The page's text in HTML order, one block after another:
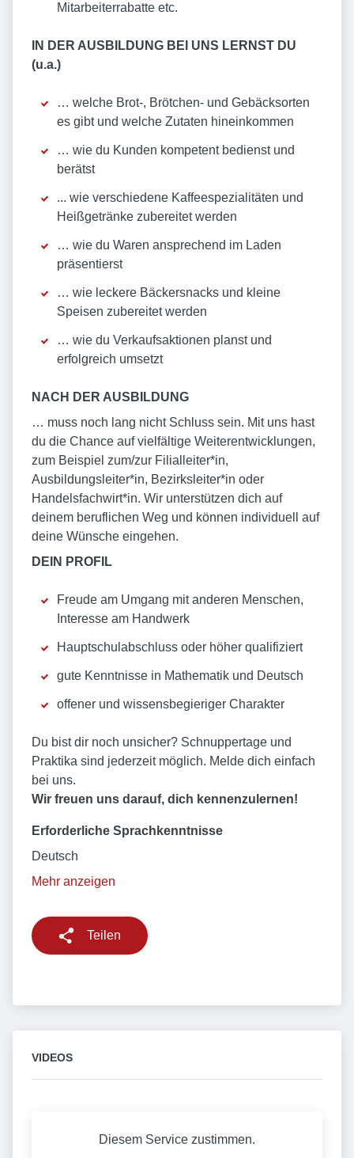
Mitarbeiterrabatte etc.
IN DER AUSBILDUNG BEI UNS LERNST DU
(u.a.)
… welche Brot-, Brötchen- und Gebäcksorten
es gibt und welche Zutaten hineinkommen
… wie du Kunden kompetent bedienst und
berätst
... wie verschiedene Kaffeespezialitäten und
Heißgetränke zubereitet werden
… wie du Waren ansprechend im Laden
präsentierst
… wie leckere Bäckersnacks und kleine
Speisen zubereitet werden
… wie du Verkaufsaktionen planst und
erfolgreich umsetzt
NACH DER AUSBILDUNG
… muss noch lang nicht Schluss sein. Mit uns hast
du die Chance auf vielfältige Weiterentwicklungen,
zum Beispiel zum/zur Filialleiter*in,
Ausbildungsleiter*in, Bezirksleiter*in oder
Handelsfachwirt*in. Wir unterstützen dich auf
deinem beruflichen Weg und können individuell auf
deine Wünsche eingehen.
DEIN PROFIL
Freude am Umgang mit anderen Menschen,
Interesse am Handwerk
Hauptschulabschluss oder höher qualifiziert
gute Kenntnisse in Mathematik und Deutsch
offener und wissensbegieriger Charakter
Du bist dir noch unsicher? Schnuppertage und
Praktika sind jederzeit möglich. Melde dich einfach
bei uns.
Wir freuen uns darauf, dich kennenzulernen!
Erforderliche Sprachkenntnisse
Deutsch
Mehr anzeigen
Teilen
VIDEOS
Diesem Service zustimmen.